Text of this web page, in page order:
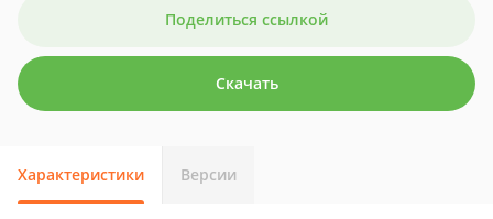
Поделиться ссылкой
Скачать
Характеристики Версии